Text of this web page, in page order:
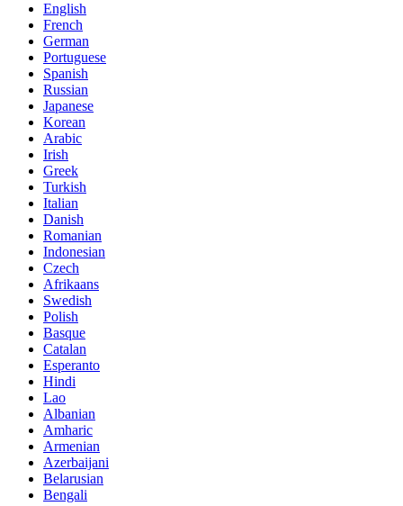
English
French
German
Portuguese
Spanish
Russian
Japanese
Korean
Arabic
Irish
Greek
Turkish
Italian
Danish
Romanian
Indonesian
Czech
Afrikaans
Swedish
Polish
Basque
Catalan
Esperanto
Hindi
Lao
Albanian
Amharic
Armenian
Azerbaijani
Belarusian
Bengali